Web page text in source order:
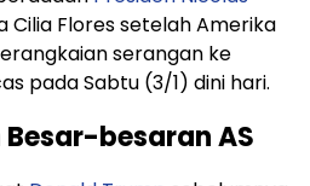
Cilia Flores setelah Amerika
serangan ke
pada Sabtu (3/1) dini hari.
besaran AS